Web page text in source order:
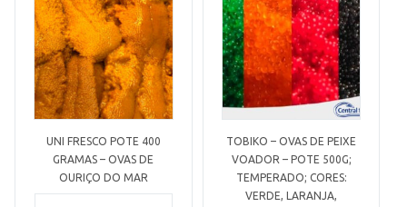
UNI FRESCO POTE 400
GRAMAS – OVAS DE
OURIÇO DO MAR
TOBIKO – OVAS DE PEIXE
VOADOR – POTE 500G;
TEMPERADO; CORES:
VERDE, LARANJA,